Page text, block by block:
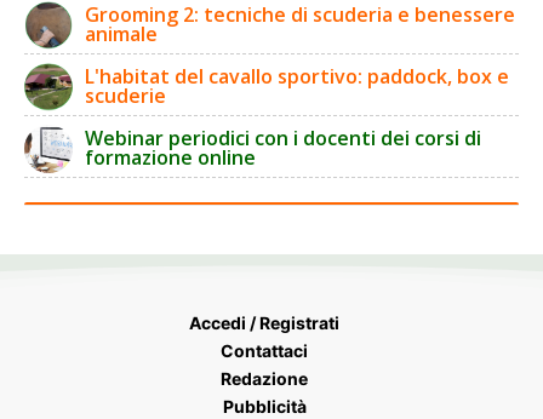
Grooming 2: tecniche di scuderia e benessere
animale
L'habitat del cavallo sportivo: paddock, box e
scuderie
Webinar periodici con i docenti dei corsi di
formazione online
Accedi / Registrati
Contattaci
Redazione
Pubblicità